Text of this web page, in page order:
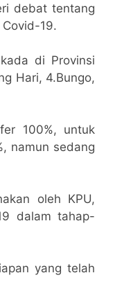
debat tentang
19.
di Provinsi
Hari, 4.Bungo,
100%, untuk
namun sedang
oleh KPU,
dalam tahap-
yang telah